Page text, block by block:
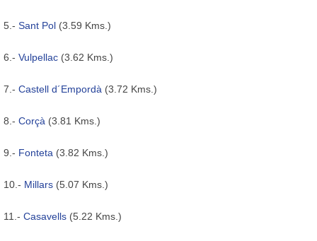
5.- Sant Pol (3.59 Kms.)
6.- Vulpellac (3.62 Kms.)
7.- Castell d´Empordà (3.72 Kms.)
8.- Corçà (3.81 Kms.)
9.- Fonteta (3.82 Kms.)
10.- Millars (5.07 Kms.)
11.- Casavells (5.22 Kms.)